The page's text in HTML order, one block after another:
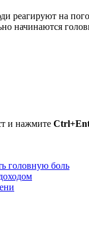
реагируют на
начинаются
и нажмите
головную боль